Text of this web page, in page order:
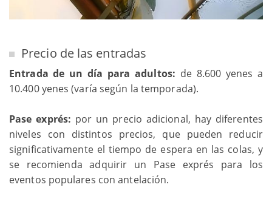
Precio de las entradas
Entrada de un día para adultos: de 8.600 yenes a
10.400 yenes (varía según la temporada).
Pase exprés: por un precio adicional, hay diferentes
niveles con distintos precios, que pueden reducir
significativamente el tiempo de espera en las colas, y
se recomienda adquirir un Pase exprés para los
eventos populares con antelación.